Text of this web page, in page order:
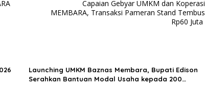
Capaian Gebyar UMKM dan Koperasi
MEMBARA, Transaksi Pameran Stand Tembus
Rp60 Juta
Launching UMKM Baznas Membara, Bupati Edison
Serahkan Bantuan Modal Usaha kepada 200